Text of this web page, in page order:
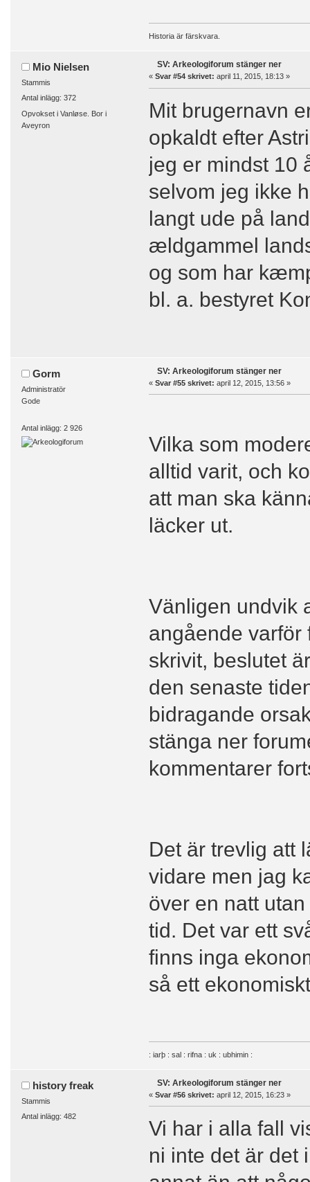
Historia är färskvara.
Mio Nielsen
Stammis
Antal inlägg: 372
Opvokset i Vanløse. Bor i
Aveyron
SV: Arkeologiforum stänger ner
« Svar #54 skrivet: april 11, 2015, 18:13 »
Mit brugernavn
opkaldt efter
jeg er mindst 10
selvom jeg ikke
langt ude på
ældgammel
og som har
bl. a. bestyret
Gorm
Administratör
Gode
Antal inlägg: 2 926
SV: Arkeologiforum stänger ner
« Svar #55 skrivet: april 12, 2015, 13:56 »
Vilka som
alltid varit, och
att man ska
läcker ut.
Vänligen undvik
angående varför
skrivit, beslutet
den senaste
bidragande
stänga ner
kommentarer
Det är trevlig att
vidare men jag
över en natt
tid. Det var ett
finns inga
så ett
: iarþ : sal : rifna : uk : ubhimin :
history freak
Stammis
Antal inlägg: 482
SV: Arkeologiforum stänger ner
« Svar #56 skrivet: april 12, 2015, 16:23 »
Vi har i alla fall
ni inte det är det